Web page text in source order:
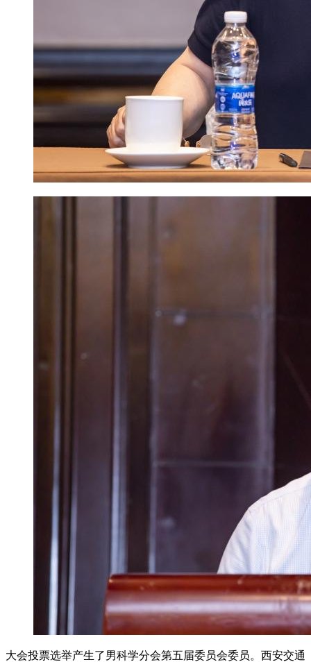
大会投票选举产生了男科学分会第五届委员会委员。西安交通